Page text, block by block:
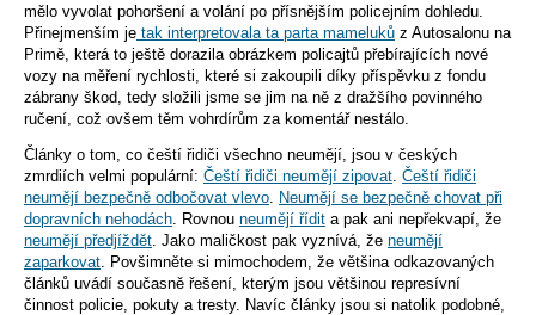
mělo vyvolat pohoršení a volání po přísnějším policejním dohledu.
Přinejmenším je tak interpretovala ta parta mameluků z Autosalonu na
Primě, která to ještě dorazila obrázkem policajtů přebírajících nové
vozy na měření rychlosti, které si zakoupili díky příspěvku z fondu
zábrany škod, tedy složili jsme se jim na ně z dražšího povinného
ručení, což ovšem těm vohrdírům za komentář nestálo.
Články o tom, co čeští řidiči všechno neumějí, jsou v českých
zmrdiích velmi populární: Čeští řidiči neumějí zipovat Čeští řidiči
neumějí bezpečně odbočovat vlevo
Neumějí se bezpečně chovat při
dopravních nehodách . Rovnou neumějí řídit a pak ani nepřekvapí, že
neumějí předjíždět . Jako maličkost pak vyznívá, že neumějí
zaparkovat . Povšimněte si mimochodem, že většina odkazovaných
článků uvádí současně řešení, kterým jsou většinou represívní
činnost policie, pokuty a tresty. Navíc články jsou si natolik podobné,